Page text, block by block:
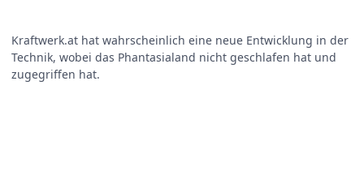
Kraftwerk.at hat wahrscheinlich eine neue Entwicklung in der
Technik, wobei das Phantasialand nicht geschlafen hat und
zugegriffen hat.